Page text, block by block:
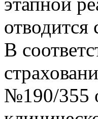
В
№190/355